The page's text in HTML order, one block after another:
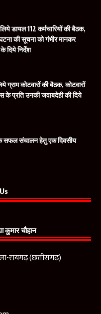
डायल 112 कर्मचारियों की बैठक,
की सूचना को गंभीर मानकर
दिये निर्देश
ग्राम कोटवारों की बैठक, कोटवारों
के प्रति उनकी जवाबदेही की दिये
सफल संचालन हेतु एक दिवसीय
कुमार चौहान
रायगढ़ (छत्तीसगढ़)